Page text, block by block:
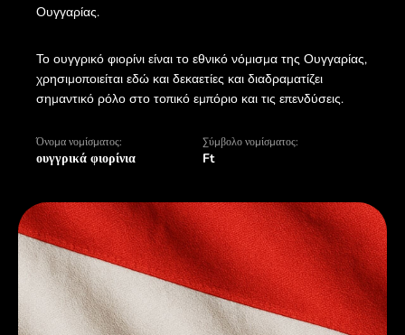
Ουγγαρίας.
Το ουγγρικό φιορίνι είναι το εθνικό νόμισμα της Ουγγαρίας,
χρησιμοποιείται εδώ και δεκαετίες και διαδραματίζει
σημαντικό ρόλο στο τοπικό εμπόριο και τις επενδύσεις.
Όνομα νομίσματος:
ουγγρικά φιορίνια
Σύμβολο νομίσματος:
Ft